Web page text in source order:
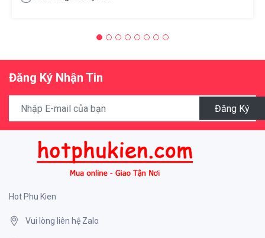
Đăng Ký Nhận Tin
Đăng Ký
Hot Phu Kien
Vui lòng liên hệ Zalo